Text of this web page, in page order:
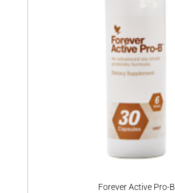
Forever Active Pro-B